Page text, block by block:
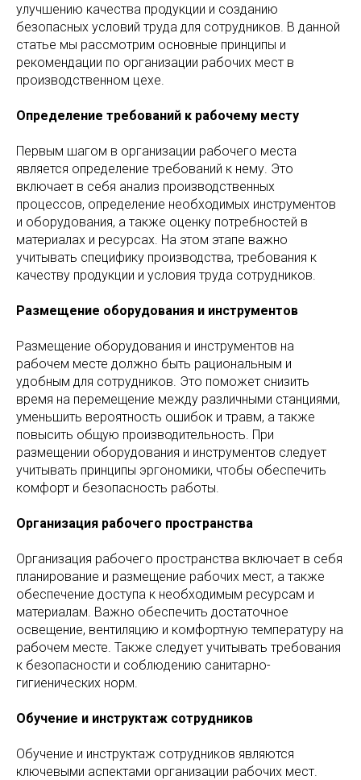
улучшению качества продукции и созданию
безопасных условий труда для сотрудников. В данной
статье мы рассмотрим основные принципы и
рекомендации по организации рабочих мест в
производственном цехе.
Определение требований к рабочему месту
Первым шагом в организации рабочего места
является определение требований к нему. Это
включает в себя анализ производственных
процессов, определение необходимых инструментов
и оборудования, а также оценку потребностей в
материалах и ресурсах. На этом этапе важно
учитывать специфику производства, требования к
качеству продукции и условия труда сотрудников.
Размещение оборудования и инструментов
Размещение оборудования и инструментов на
рабочем месте должно быть рациональным и
удобным для сотрудников. Это поможет снизить
время на перемещение между различными станциями,
уменьшить вероятность ошибок и травм, а также
повысить общую производительность. При
размещении оборудования и инструментов следует
учитывать принципы эргономики, чтобы обеспечить
комфорт и безопасность работы.
Организация рабочего пространства
Организация рабочего пространства включает в себя
планирование и размещение рабочих мест, а также
обеспечение доступа к необходимым ресурсам и
материалам. Важно обеспечить достаточное
освещение, вентиляцию и комфортную температуру на
рабочем месте. Также следует учитывать требования
к безопасности и соблюдению санитарно-
гигиенических норм.
Обучение и инструктаж сотрудников
Обучение и инструктаж сотрудников являются
ключевыми аспектами организации рабочих мест.